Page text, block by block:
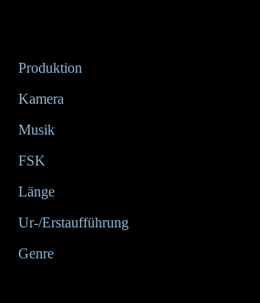
Produktion
Kamera
Musik
FSK
Länge
Ur-/Erstaufführung
Genre